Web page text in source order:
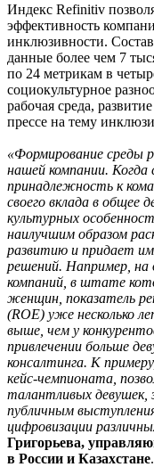
Индекс Refinitiv
эффективность
инклюзивности.
данные более чем 7
по 24 метрикам в
социокультурное
рабочая среда,
прессе на тему
«Формирование среды
нашей компании.
принадлежность к
своего вклада в общее
культурных
наилучшим образом
развитию и придает
решений. Например, на
компаний, в штате
женщин, показатель
(ROE) уже несколько
выше, чем у
привлечении больше
консалтинга. К
кейс-чемпионата,
талантливых девушек,
публичным
цифровизации
Григорьева,
в России и Казахстане.